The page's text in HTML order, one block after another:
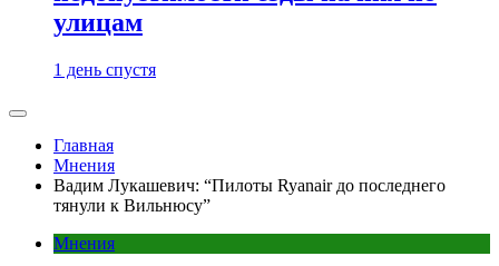
улицам
1 день спустя
Главная
Мнения
Вадим Лукашевич: “Пилоты Ryanair до последнего
тянули к Вильнюсу”
Мнения